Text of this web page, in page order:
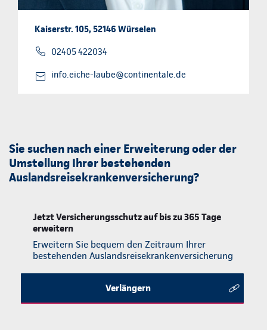
Kaiserstr. 105, 52146 Würselen
02405 422034
info.eiche-laube@continentale.de
Sie suchen nach einer Erweiterung oder der
Umstellung Ihrer bestehenden
Auslandsreisekrankenversicherung?
Jetzt Versicherungsschutz auf bis zu 365 Tage
erweitern
Erweitern Sie bequem den Zeitraum Ihrer
bestehenden Auslands­reise­krankenversicherung
Verlängern